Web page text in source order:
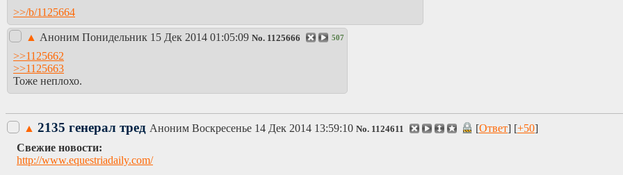
>>/b/1125664
▲ Аноним Понидельник 15 Дек 2014 01:05:09 No. 1125666 507
>>1125662
>>1125663
Тоже неплохо.
▲ 2135 генерал тред Аноним Воскресенье 14 Дек 2014 13:59:10 No. 1124611 [Ответ] [+50]
Свежие новости:
http://www.equestriadaily.com/